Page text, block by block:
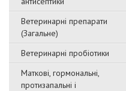
Ветеринарні препарати
(Загальне)
Ветеринарні пробіотики
Маткові, гормональні,
протизапальні і